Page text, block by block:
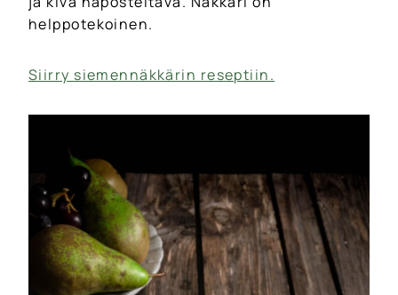
helppotekoinen.
Siirry siemennäkkärin reseptiin.